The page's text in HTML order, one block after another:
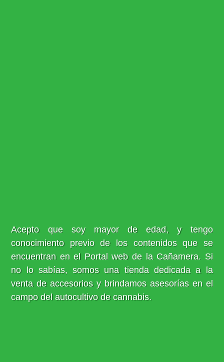
Acepto que soy mayor de edad, y tengo
conocimiento previo de los contenidos que se
encuentran en el Portal web de la Cañamera. Si
no lo sabías, somos una tienda dedicada a la
venta de accesorios y brindamos asesorías en el
campo del autocultivo de cannabis.